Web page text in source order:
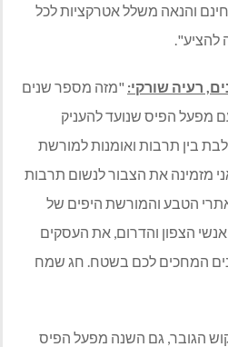
והנאה משלל אטרקציות לכל
להציע".
רעיה שורקי: "מזה מספר שנים
מפעל הפיס שנועד להעניק
בין תרבות ואומנות למורשת
מזמינה את הצבור לנשום תרבות
הטבע והמורשת היפים של
הצפון והדרום, את העסקים
המחכים לכם בשטח. חג שמח
הגובר, גם השנה מפעל הפיס